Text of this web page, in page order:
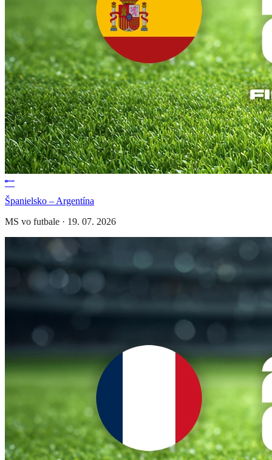
Španielsko – Argentína
MS vo futbale · 19. 07. 2026